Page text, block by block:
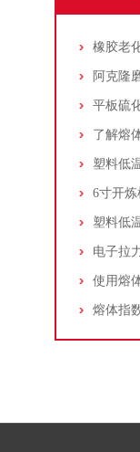
平板硫
了解熔
6寸开
塑料低
电子拉